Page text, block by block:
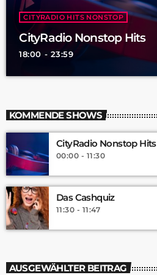
CITYRADIO HITS NONSTOP
CityRadio Nonstop Hits
18:00 - 23:59
KOMMENDE SHOWS
CityRadio Nonstop Hits
00:00 - 11:30
Das Cashquiz
11:30 - 11:47
AUSGEWÄHLTER BEITRAG